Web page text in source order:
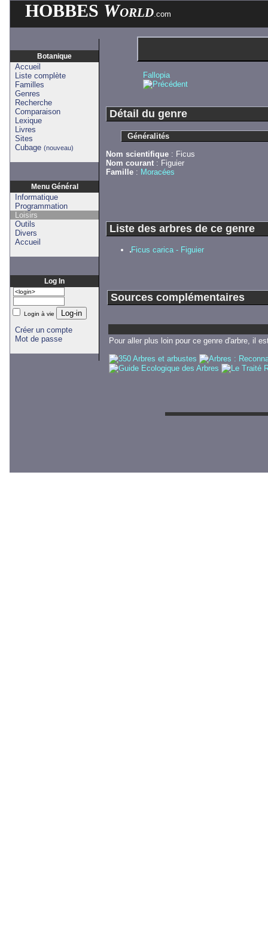
HOBBES World.com
Botanique
Accueil
Liste complète
Familles
Genres
Recherche
Comparaison
Lexique
Livres
Sites
Cubage (nouveau)
Menu Général
Informatique
Programmation
Loisirs
Outils
Divers
Accueil
Log In
Login à vie
Créer un compte
Mot de passe
Fallopia
Détail du genre
Généralités
Nom scientifique : Ficus
Nom courant : Figuier
Famille : Moracées
Liste des arbres de ce genre
Ficus carica - Figuier
Sources complémentaires
Pour aller plus loin pour ce genre d'arbre, il